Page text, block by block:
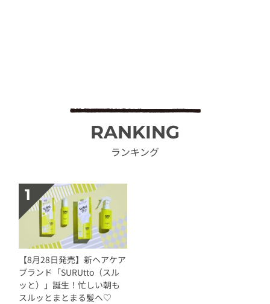
RANKING
ランキング
【8月28日発売】新ヘアケア
ブランド「SURUtto（スル
ッと）」誕生！忙しい朝も
スルッとまとまる髪へ♡